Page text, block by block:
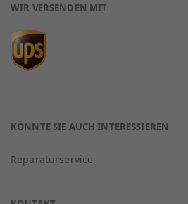
WIR VERSENDEN MIT
KÖNNTE SIE AUCH INTERESSIEREN
Reparaturservice